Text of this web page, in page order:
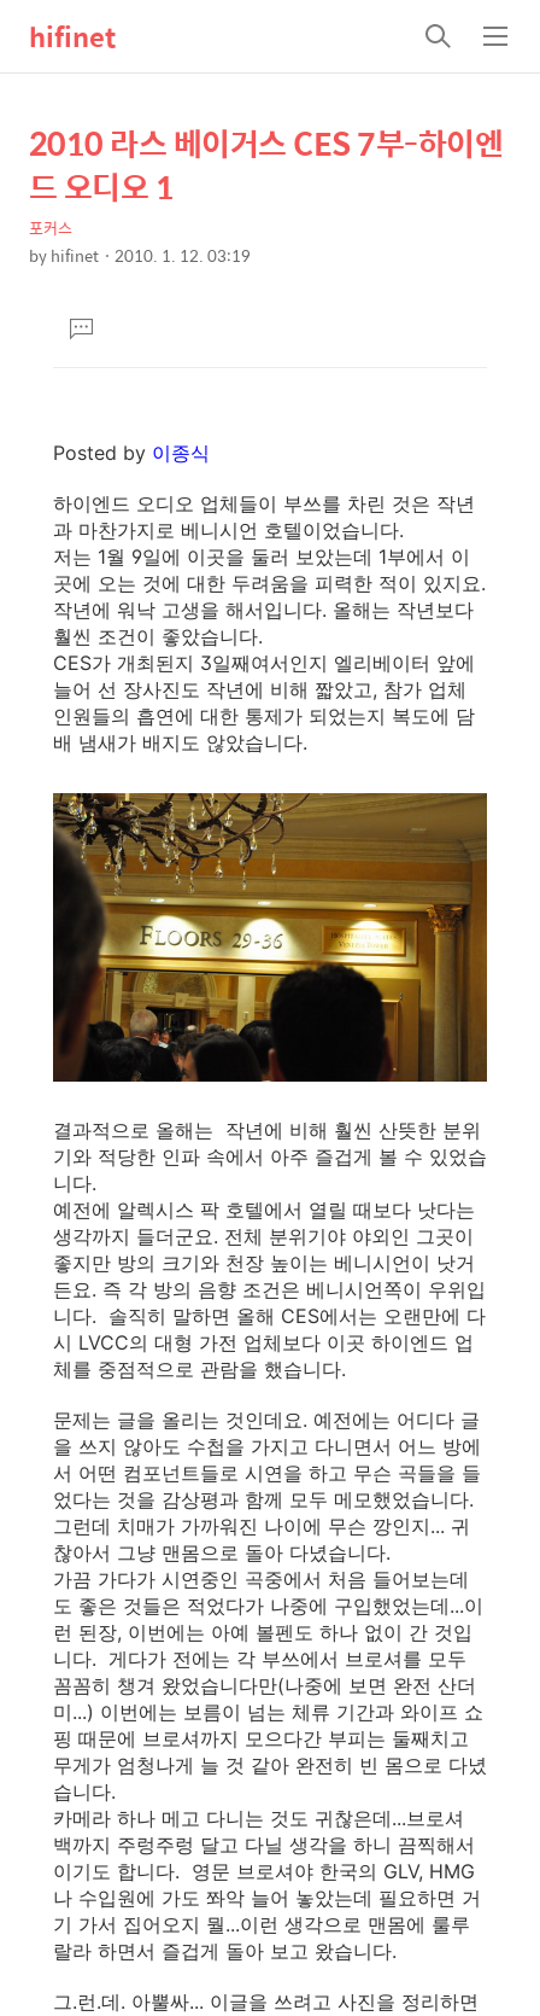
hifinet
검
색
메
뉴
상
세
컨
텐
본
문
제
목
2010 라스 베이거스 CES 7부-하이엔
드 오디오 1
포커스
byhifinet 2010. 1. 12. 03:19
댓
글
Posted by 이종식
하이엔드 오디오 업체들이 부쓰를 차린 것은 작년
과 마찬가지로 베니시언 호텔이었습니다.
저는 1월 9일에 이곳을 둘러 보았는데 1부에서 이
곳에 오는 것에 대한 두려움을 피력한 적이 있지요.
작년에 워낙 고생을 해서입니다. 올해는 작년보다
훨씬 조건이 좋았습니다.
CES가 개최된지 3일째여서인지 엘리베이터 앞에
늘어 선 장사진도 작년에 비해 짧았고, 참가 업체
인원들의 흡연에 대한 통제가 되었는지 복도에 담
배 냄새가 배지도 않았습니다.
결과적으로 올해는 작년에 비해 훨씬 산뜻한 분위
기와 적당한 인파 속에서 아주 즐겁게 볼 수 있었습
니다.
예전에 알렉시스 팍 호텔에서 열릴 때보다 낫다는
생각까지 들더군요. 전체 분위기야 야외인 그곳이
좋지만 방의 크기와 천장 높이는 베니시언이 낫거
든요. 즉 각 방의 음향 조건은 베니시언쪽이 우위입
니다. 솔직히 말하면 올해 CES에서는 오랜만에 다
시 LVCC의 대형 가전 업체보다 이곳 하이엔드 업
체를 중점적으로 관람을 했습니다.
문제는 글을 올리는 것인데요. 예전에는 어디다 글
을 쓰지 않아도 수첩을 가지고 다니면서 어느 방에
서 어떤 컴포넌트들로 시연을 하고 무슨 곡들을 들
었다는 것을 감상평과 함께 모두 메모했었습니다.
그런데 치매가 가까워진 나이에 무슨 깡인지... 귀
찮아서 그냥 맨몸으로 돌아 다녔습니다.
가끔 가다가 시연중인 곡중에서 처음 들어보는데
도 좋은 것들은 적었다가 나중에 구입했었는데...이
런 된장, 이번에는 아예 볼펜도 하나 없이 간 것입
니다. 게다가 전에는 각 부쓰에서 브로셔를 모두
꼼꼼히 챙겨 왔었습니다만(나중에 보면 완전 산더
미...) 이번에는 보름이 넘는 체류 기간과 와이프 쇼
핑 때문에 브로셔까지 모으다간 부피는 둘째치고
무게가 엄청나게 늘 것 같아 완전히 빈 몸으로 다녔
습니다.
카메라 하나 메고 다니는 것도 귀찮은데...브로셔
백까지 주렁주렁 달고 다닐 생각을 하니 끔찍해서
이기도 합니다. 영문 브로셔야 한국의 GLV, HMG
나 수입원에 가도 쫘악 늘어 놓았는데 필요하면 거
기 가서 집어오지 뭘...이런 생각으로 맨몸에 룰루
랄라 하면서 즐겁게 돌아 보고 왔습니다.
그.런.데. 아뿔싸... 이글을 쓰려고 사진을 정리하면